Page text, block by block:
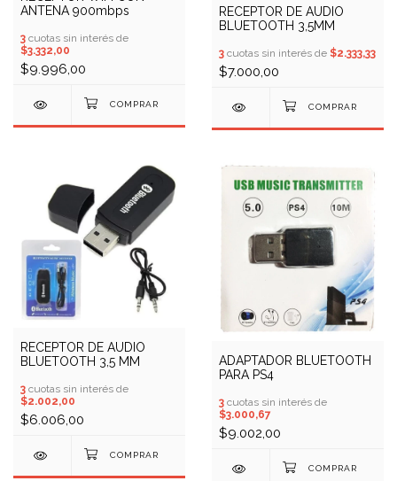
ANTENA 900mbps
3 cuotas sin interés de
$3.332,00
$9.996,00
RECEPTOR DE AUDIO
BLUETOOTH 3,5MM
3 cuotas sin interés de $2.333,33
$7.000,00
RECEPTOR DE AUDIO
BLUETOOTH 3,5 MM
3 cuotas sin interés de
$2.002,00
$6.006,00
ADAPTADOR BLUETOOTH
PARA PS4
3 cuotas sin interés de
$3.000,67
$9.002,00